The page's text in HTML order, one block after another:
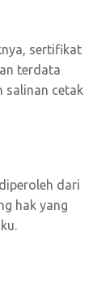
sertifikat
terdata
salinan cetak
dari
hak yang